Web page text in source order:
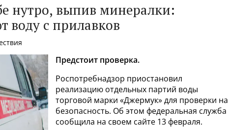
нутро, выпив минералки:
воду с прилавков
Предстоит проверка.
Роспотребнадзор приостановил
реализацию отдельных партий воды
торговой марки «Джермук» для проверки на
безопасность. Об этом федеральная служба
сообщила на своем сайте 13 февраля.